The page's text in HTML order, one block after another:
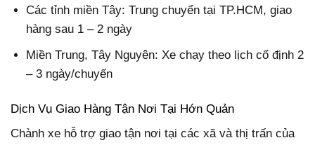
Các tỉnh miền Tây: Trung chuyển tại TP.HCM, giao
hàng sau 1 – 2 ngày
Miền Trung, Tây Nguyên: Xe chạy theo lịch cố định 2
– 3 ngày/chuyến
Dịch Vụ Giao Hàng Tận Nơi Tại Hớn Quản
Chành xe hỗ trợ giao tận nơi tại các xã và thị trấn của